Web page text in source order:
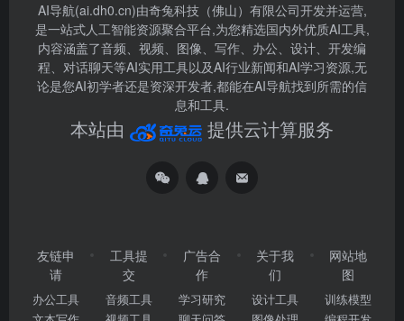
AI导航(ai.dh0.cn)由奇兔科技（佛山）有限公司开发并运营,
是一站式人工智能资源聚合平台,为您精选国内外优质AI工具,
内容涵盖了音频、视频、图像、写作、办公、设计、开发编
程、对话聊天等AI实用工具以及AI行业新闻和AI学习资源,无
论是您AI初学者还是资深开发者,都能在AI导航找到所需的信
息和工具.
本站由 提供云计算服务
友链申
请
办公工具
工具提
交
音频工具
广告合
作
学习研究
关于我
们
设计工具
网站地
图
训练模型